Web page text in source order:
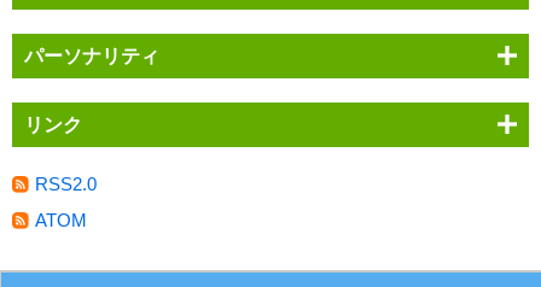
パーソナリティ
リンク
RSS2.0
ATOM